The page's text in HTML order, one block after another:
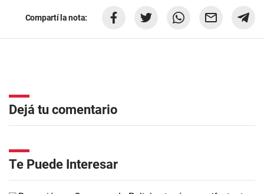
Compartí la nota:
Dejá tu comentario
Te Puede Interesar